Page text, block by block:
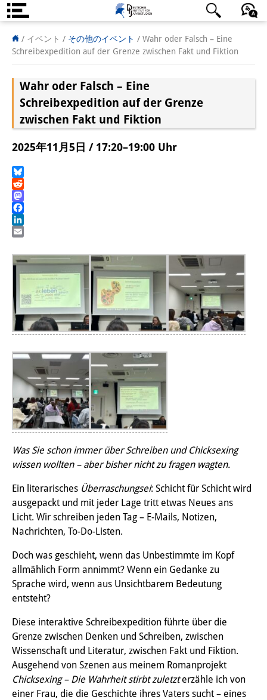
DIJ案内
研究所の概要
チーム
執行部
リサーチ・チーム
奨学生
研修生
研究活動
研究活動の概要
研究クラスター
日本におけるサステナビリティ
研究クラスター
デジタル・トランスフォーメー
ション
トランスリージョナル・ジャパ
ン
知識生産と知識インフラ
その他のプロジェクト
元研究フォーカス
イベント
イベント概要
DIJ フォーラム
日本語 English Deutsch
/ イベント / その他のイベント / Wahr oder Falsch – Eine
Schreibexpedition auf der Grenze zwischen Fakt und Fiktion
Wahr oder Falsch – Eine
Schreibexpedition auf der Grenze
zwischen Fakt und Fiktion
2025年11月5日 / 17:20–19:00 Uhr
Bluesky
Reddit
Mastodon
Facebook
LinkedIn
Was Sie schon immer über Schreiben und Chicksexing
wissen wollten – aber bisher nicht zu fragen wagten.
Ein literarisches Überraschungsei: Schicht für Schicht wird
ausgepackt und mit jeder Lage tritt etwas Neues ans
Licht. Wir schreiben jeden Tag – E-Mails, Notizen,
Nachrichten, To-Do-Listen.
Doch was geschieht, wenn das Unbestimmte im Kopf
allmählich Form annimmt? Wenn ein Gedanke zu
Sprache wird, wenn aus Unsichtbarem Bedeutung
entsteht?
Diese interaktive Schreibexpedition führte über die
Grenze zwischen Denken und Schreiben, zwischen
Wissenschaft und Literatur, zwischen Fakt und Fiktion.
Ausgehend von Szenen aus meinem Romanprojekt
Chicksexing – Die Wahrheit stirbt zuletzterzähle ich von
einer Frau, die die Geschichte ihres Vaters sucht – eines